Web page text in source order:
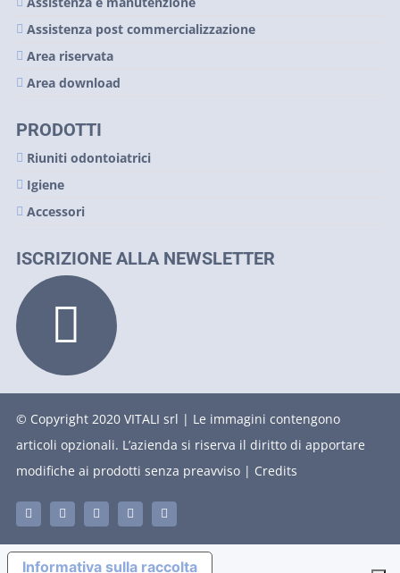
Assistenza post commercializzazione
Area riservata
Area download
PRODOTTI
Riuniti odontoiatrici
Igiene
Accessori
ISCRIZIONE ALLA NEWSLETTER
© Copyright 2020 VITALI srl | Le immagini contengono
articoli opzionali. L’azienda si riserva il diritto di apportare
modifiche ai prodotti senza preavviso | Credits
Informativa sulla raccolta